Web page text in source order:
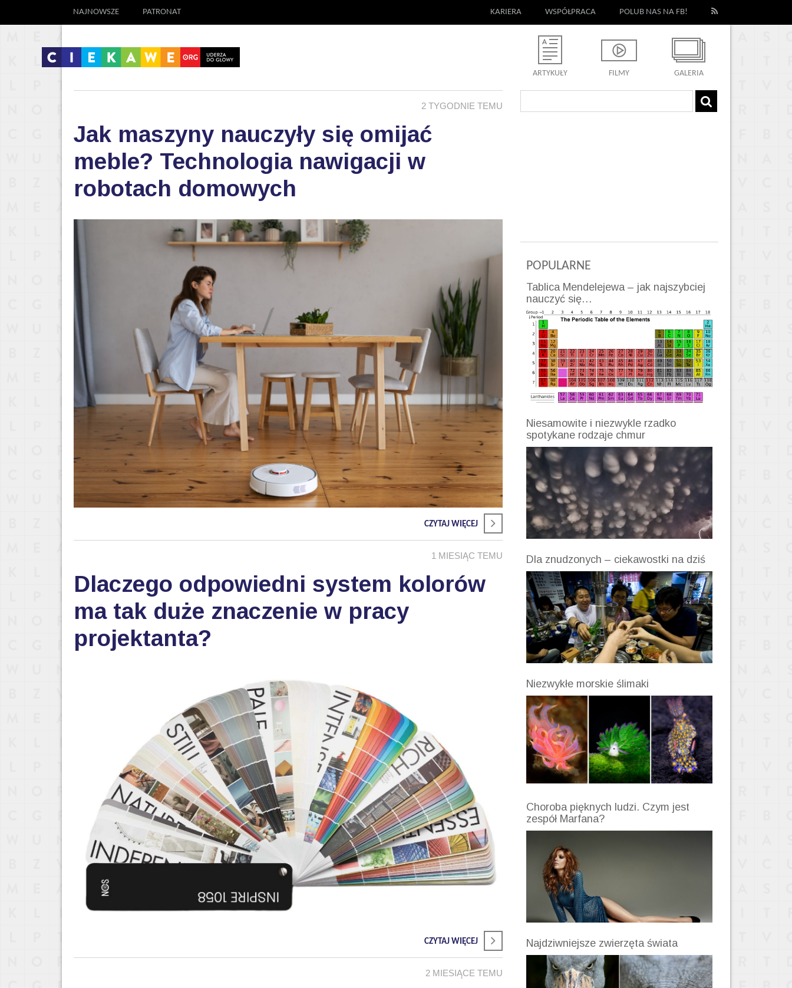
NAJNOWSZE PATRONAT KARIERA WSPÓŁPRACA POLUB NAS NA FB!
ARTYKUŁY FILMY GALERIA
2 TYGODNIE TEMU
Jak maszyny nauczyły się omijać
meble? Technologia nawigacji w
robotach domowych
CZYTAJ WIĘCEJ
1 MIESIĄC TEMU
Dlaczego odpowiedni system kolorów
ma tak duże znaczenie w pracy
projektanta?
CZYTAJ WIĘCEJ
2 MIESIĄCE TEMU
POPULARNE
Tablica Mendelejewa – jak najszybciej
nauczyć się…
Niesamowite i niezwykle rzadko
spotykane rodzaje chmur
Dla znudzonych – ciekawostki na dziś
Niezwykłe morskie ślimaki
Choroba pięknych ludzi. Czym jest
zespół Marfana?
Najdziwniejsze zwierzęta świata